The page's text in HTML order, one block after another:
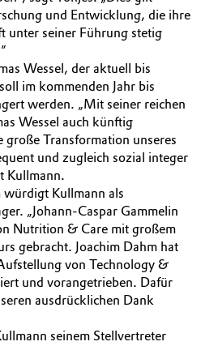
und Entwicklung, die ihre
unter seiner Führung stetig
Wessel, der aktuell bis
im kommenden Jahr bis
werden. „Mit seiner reichen
Wessel auch künftig
große Transformation unseres
und zugleich sozial integer
Kullmann.
würdigt Kullmann als
„Johann-Caspar Gammelin
Nutrition & Care mit großem
gebracht. Joachim Dahm hat
von Technology &
und vorangetrieben. Dafür
ausdrücklichen Dank
seinem Stellvertreter